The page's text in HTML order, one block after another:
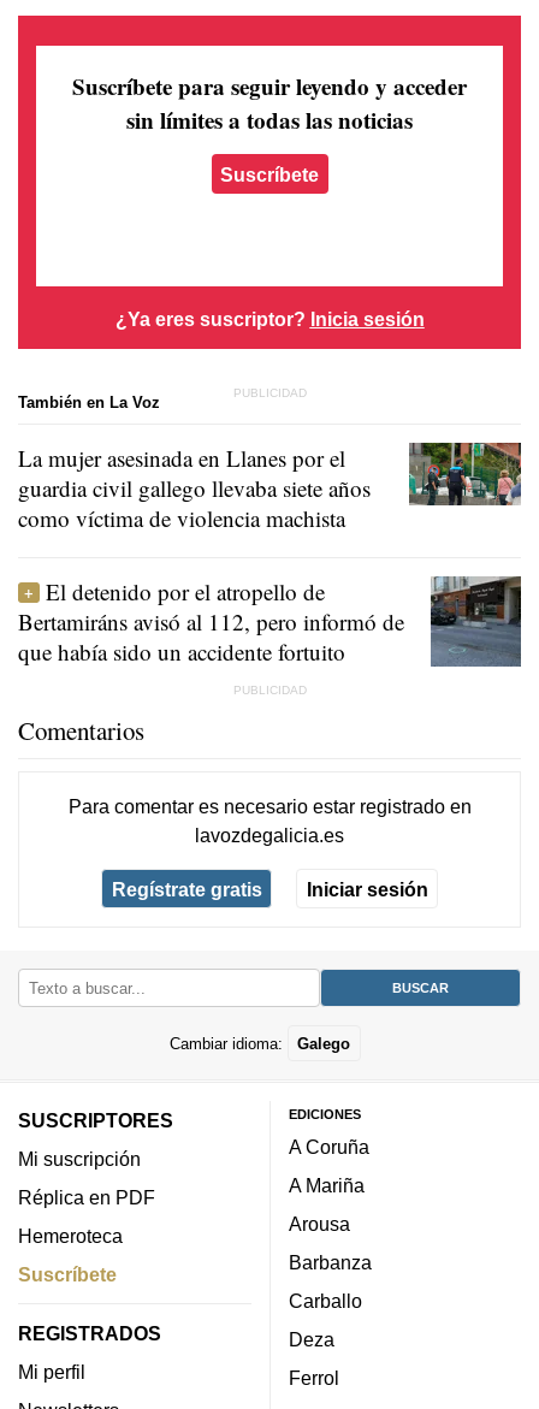
Suscríbete para seguir leyendo y acceder
sin límites a todas las noticias
Suscríbete
¿Ya eres suscriptor? Inicia sesión
También en La Voz
La mujer asesinada en Llanes por el
guardia civil gallego llevaba siete años
como víctima de violencia machista
El detenido por el atropello de
Bertamiráns avisó al 112, pero informó de
que había sido un accidente fortuito
Comentarios
Para comentar es necesario estar registradoen
lavozdegalicia.es
Regístrate gratis Iniciar sesión
Cambiar idioma: Galego
SUSCRIPTORES
Mi suscripción
Réplica en PDF
Hemeroteca
Suscríbete
REGISTRADOS
Mi perfil
EDICIONES
A Coruña
A Mariña
Arousa
Barbanza
Carballo
Deza
Ferrol